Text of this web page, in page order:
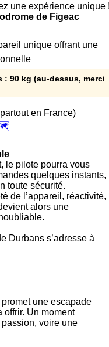
une expérience unique
de Figeac
unique offrant une
: 90 kg (au-dessus, merci
en France)
le pilote pourra vous
quelques instants,
toute sécurité.
de l’appareil, réactivité,
alors une
Durbans s’adresse à
une escapade
offrir. Un moment
voire une